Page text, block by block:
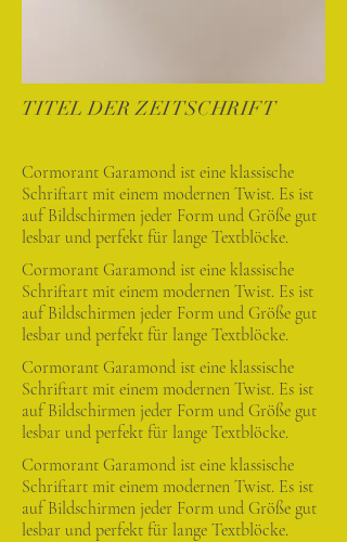
TITEL DER ZEITSCHRIFT
Cormorant Garamond ist eine klassische
Schriftart mit einem modernen Twist. Es ist
auf Bildschirmen jeder Form und Größe gut
lesbar und perfekt für lange Textblöcke.
Cormorant Garamond ist eine klassische
Schriftart mit einem modernen Twist. Es ist
auf Bildschirmen jeder Form und Größe gut
lesbar und perfekt für lange Textblöcke.
Cormorant Garamond ist eine klassische
Schriftart mit einem modernen Twist. Es ist
auf Bildschirmen jeder Form und Größe gut
lesbar und perfekt für lange Textblöcke.
Cormorant Garamond ist eine klassische
Schriftart mit einem modernen Twist. Es ist
auf Bildschirmen jeder Form und Größe gut
lesbar und perfekt für lange Textblöcke.